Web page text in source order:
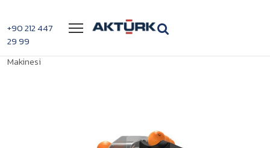
+90 212 447
29 99
Menü
Makinesi